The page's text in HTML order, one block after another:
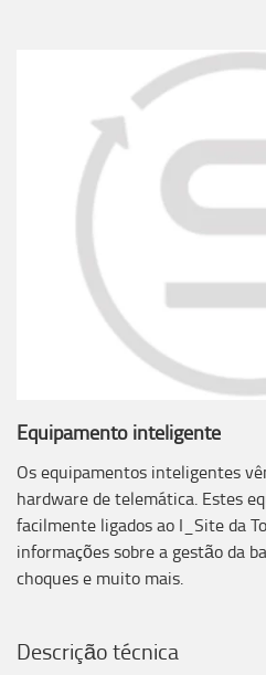
Equipamento inteligente
Os equipamentos inteligentes
hardware de telemática. Estes
facilmente ligados ao I_Site da
informações sobre a gestão da
choques e muito mais.
Descrição técnica